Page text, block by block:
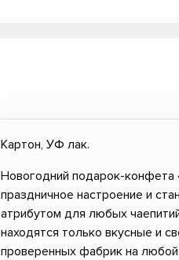
Картон, УФ лак.
Новогодний подарок-конфета
праздничное настроение и
атрибутом для любых
находятся только вкусные и
проверенных фабрик на